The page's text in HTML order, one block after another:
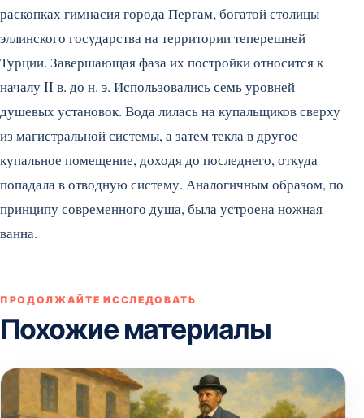
раскопках гимнасия города Пергам, богатой столицы
эллинского государства на территории теперешней
Турции. Завершающая фаза их постройки относится к
началу II в. до н. э. Использовались семь уровней
душевых установок. Вода лилась на купальщиков сверху
из магистральной системы, а затем текла в другое
купальное помещение, доходя до последнего, откуда
попадала в отводную систему. Аналогичным образом, по
принципу современного душа, была устроена ножная
ванна.
ПРОДОЛЖАЙТЕ ИССЛЕДОВАТЬ
Похожие материалы